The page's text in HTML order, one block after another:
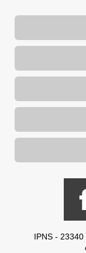
IPNS -